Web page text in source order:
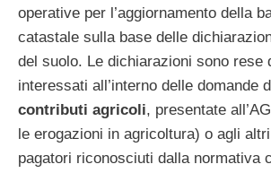
operative per l’aggiornamento della
catastale sulla base delle
del suolo. Le dichiarazioni sono rese
interessati all’interno delle domande
contributi agricoli, presentate
le erogazioni in agricoltura) o agli
pagatori riconosciuti dalla normativa